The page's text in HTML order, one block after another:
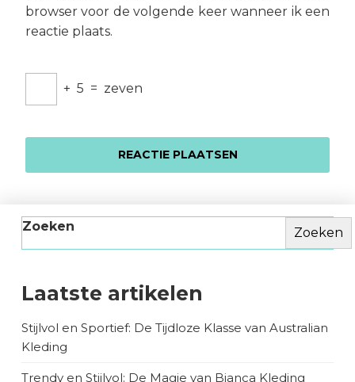
browser voor de volgende keer wanneer ik een
reactie plaats.
+ 5 = zeven
Zoeken Zoeken
Laatste artikelen
Stijlvol en Sportief: De Tijdloze Klasse van Australian
Kleding
Trendy en Stijlvol: De Magie van Bianca Kleding